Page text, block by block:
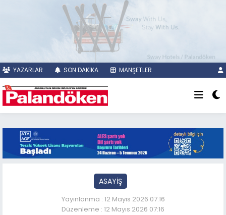
YAZARLAR SON DAKİKA MANŞETLER
ASAYİŞ
Yayınlanma : 12 Mayıs 2026 07:16
Düzenleme : 12 Mayıs 2026 07:16